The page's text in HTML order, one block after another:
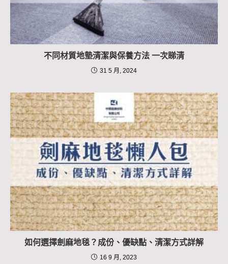
不同材質地墊清潔與保養方法 一次睇清
31 5 月, 2024
如何選擇劍麻地毯？成份、優缺點、清潔方式詳解
16 9 月, 2023